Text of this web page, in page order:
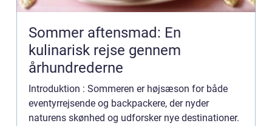
Sommer aftensmad: En
kulinarisk rejse gennem
århundrederne
Introduktion : Sommeren er højsæson for både
eventyrrejsende og backpackere, der nyder
naturens skønhed og udforsker nye destinationer.